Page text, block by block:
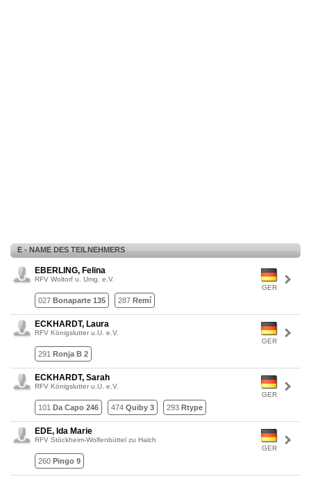
E - NAME DES TEILNEHMERS
GER
EBERLING, Felina
RFV Woltorf u. Umg. e.V.
027 Bonaparte 135 287 Remí
GER
ECKHARDT, Laura
RFV Königslutter u.U. e.V.
291 Ronja B 2
GER
ECKHARDT, Sarah
RFV Königslutter u.U. e.V.
101 Da Capo 246 474 Quiby 3 293 Rtype
GER
EDE, Ida Marie
RFV Stöckheim-Wolfenbüttel zu Halch
260 Pingo 9